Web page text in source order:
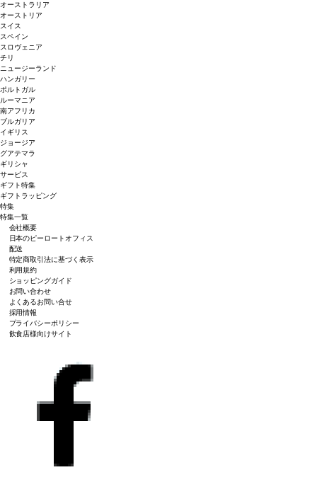
オーストラリア
オーストリア
スイス
スペイン
スロヴェニア
チリ
ニュージーランド
ハンガリー
ポルトガル
ルーマニア
南アフリカ
ブルガリア
イギリス
ジョージア
グアテマラ
ギリシャ
サービス
ギフト特集
ギフトラッピング
特集
特集一覧
会社概要
日本のピーロートオフィス
配送
特定商取引法に基づく表示
利用規約
ショッピングガイド
お問い合わせ
よくあるお問い合せ
採用情報
プライバシーポリシー
飲食店様向けサイト